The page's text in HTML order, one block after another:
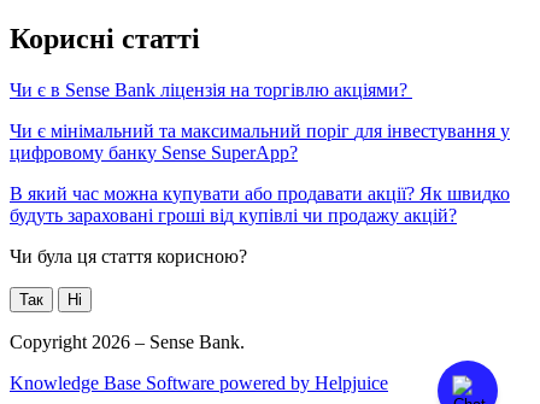
Корисні статті
Чи є в Sense Bank ліцензія на торгівлю акціями?
Чи є мінімальний та максимальний поріг для інвестування у
цифровому банку Sense SuperApp?
В який час можна купувати або продавати акції? Як швидко
будуть зараховані гроші від купівлі чи продажу акцій?
Чи була ця стаття корисною?
Так Ні
Copyright 2026 – Sense Bank.
Knowledge Base Software powered by Helpjuice